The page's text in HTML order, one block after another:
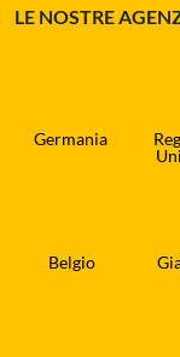
LE NOSTRE
Germania
Belgio